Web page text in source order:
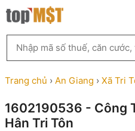
Chuyển
đến
kiếm
MST
theo
tên
ty,
người
Trang chủ › An Giang › Xã Tri
1602190536 - Công
Hân Tri Tôn